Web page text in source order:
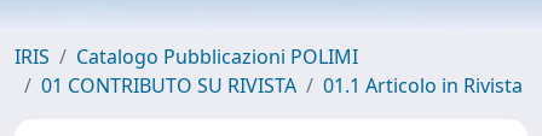
IRIS
Catalogo Pubblicazioni POLIMI
01 CONTRIBUTO SU RIVISTA
01.1 Articolo in Rivista